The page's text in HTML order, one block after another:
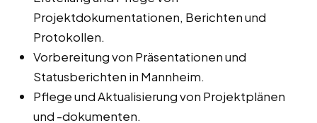
Projektdokumentationen, Berichten und
Protokollen.
Vorbereitung von Präsentationen und
Statusberichten in Mannheim.
Pflege und Aktualisierung von Projektplänen
und -dokumenten.